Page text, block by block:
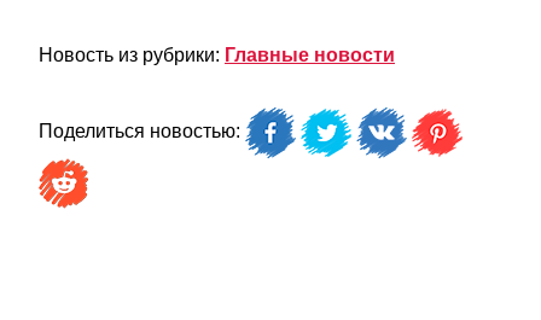
Новость из рубрики: Главные новости
Поделиться новостью: